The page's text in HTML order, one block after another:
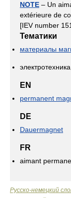
NOTE – Un
extérieure de
[IEV number
Тематики
материалы
EN
permanent
DE
Dauermagnet
FR
aimant
Русско-немецкий